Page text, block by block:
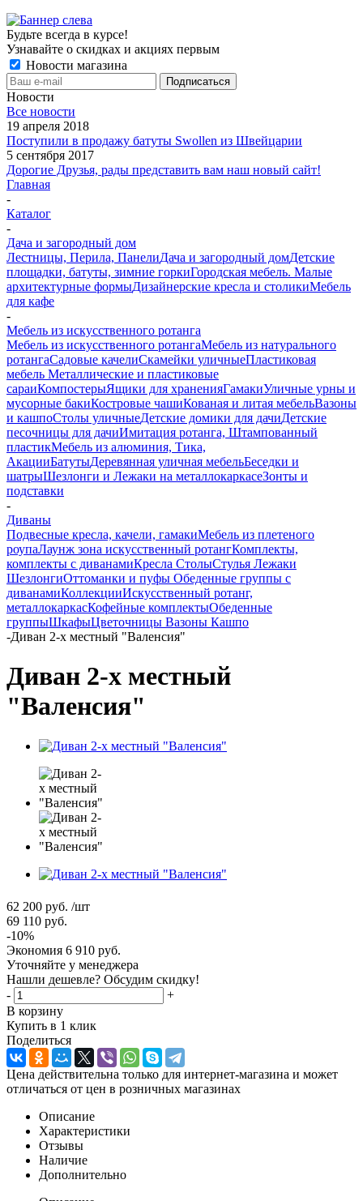
Будьте всегда в курсе!
Узнавайте о скидках и акциях первым
Новости магазина
Новости
Все новости
19 апреля 2018
Поступили в продажу батуты Swollen из Швейцарии
5 сентября 2017
Дорогие Друзья, рады представить вам наш новый сайт!
Главная
-
Каталог
-
Дача и загородный дом
Лестницы, Перила, ПанелиДача и загородный домДетские
площадки, батуты, зимние горкиГородская мебель. Малые
архитектурные формыДизайнерские кресла и столикиМебель
для кафе
-
Мебель из искусственного ротанга
Мебель из искусственного ротангаМебель из натурального
ротангаСадовые качелиСкамейки уличныеПластиковая
мебель Металлические и пластиковые
сараиКомпостерыЯщики для храненияГамакиУличные урны и
мусорные бакиКостровые чашиКованая и литая мебельВазоны
и кашпоСтолы уличныеДетские домики для дачиДетские
песочницы для дачиИмитация ротанга, Штампованный
пластикМебель из алюминия, Тика,
АкацииБатутыДеревянная уличная мебельБеседки и
шатрыШезлонги и Лежаки на металлокаркасеЗонты и
подставки
-
Диваны
Подвесные кресла, качели, гамакиМебель из плетеного
роупаЛаунж зона искусственный ротангКомплекты,
комплекты с диванамиКресла СтолыСтулья Лежаки
ШезлонгиОттоманки и пуфы Обеденные группы с
диванамиКоллекцииИскусственный ротанг,
металлокаркасКофейные комплектыОбеденные
группыШкафыЦветочницы Вазоны Кашпо
-Диван 2-х местный "Валенсия"
Диван 2-х местный
"Валенсия"
62 200 руб. /шт
69 110 руб.
-10%
Экономия 6 910 руб.
Уточняйте у менеджера
Нашли дешевле? Обсудим скидку!
-
+
В корзину
Купить в 1 клик
Поделиться
Цена действительна только для интернет-магазина и может
отличаться от цен в розничных магазинах
Описание
Характеристики
Отзывы
Наличие
Дополнительно